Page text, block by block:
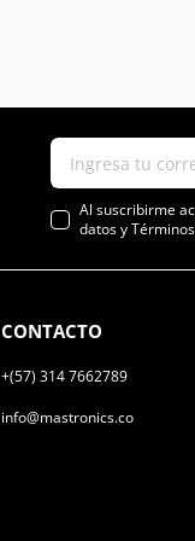
Al suscribirme
datos y
CONTACTO
+(57) 314 7662789
info@mastronics.co